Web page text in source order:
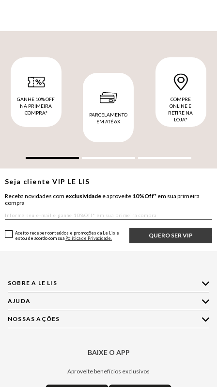
GANHE 10% OFF
NA PRIMEIRA
COMPRA*
PARCELAMENTO
EM ATÉ 6X
COMPRE
ONLINE E
RETIRE NA
LOJA*
Seja clienteVIP LE LIS
Receba novidades com exclusividade e aproveite 10%Off* em sua primeira
compra
QUERO SER VIP
Aceito receber conteúdos e promoções da Le Lis e
estou de acordo com sua Política de Privacidade.
SOBRE A LE LIS
Quem Somos
Nossas Lojas
Política de Privacidade
AJUDA
Compre pelo WhatsApp
Central de Relacionamento
NOSSAS AÇÕES
BAIXE O APP
Aproveite benefícios exclusivos